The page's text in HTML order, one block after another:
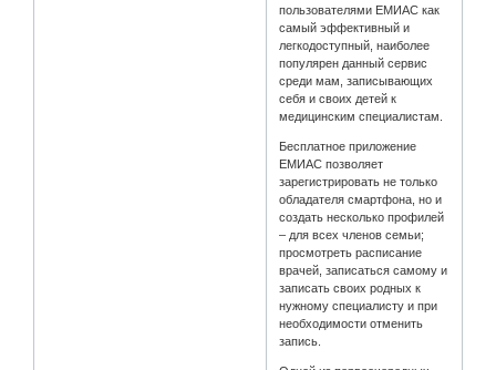
пользователями ЕМИАС как
самый эффективный и
легкодоступный, наиболее
популярен данный сервис
среди мам, записывающих
себя и своих детей к
медицинским специалистам.
Бесплатное приложение
ЕМИАС позволяет
зарегистрировать не только
обладателя смартфона, но и
создать несколько профилей
– для всех членов семьи;
просмотреть расписание
врачей, записаться самому и
записать своих родных к
нужному специалисту и при
необходимости отменить
запись.